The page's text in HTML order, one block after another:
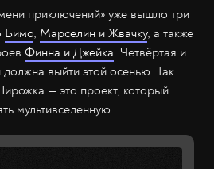
приключений» уже вышло три
Бимо, Марселин и Жвачку, а также
Финна и Джейка. Четвёртая и
должна выйти этой осенью. Так
— это проект, который
мультивселенную.